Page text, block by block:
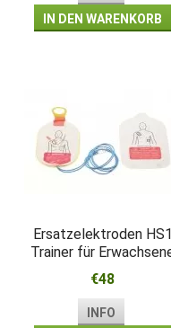
IN DEN WARENKORB
Ersatzelektroden HS1
Trainer für
€48
INFO